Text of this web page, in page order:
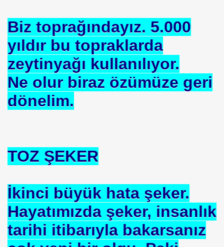
Biz toprağındayız. 5.000
yıldır bu topraklarda
zeytinyağı kullanılıyor.
Ne olur biraz özümüze geri
dönelim.
TOZ ŞEKER
İkinci büyük hata şeker.
Hayatımızda şeker, insanlık
tarihi itibarıyla bakarsanız
BŞK. ENERJİ VERİMLİLİĞİ DER. BŞK
Cezalandırılan Bürokrat
Eyüp Ensari ERGİN-Mehmet Kamil BERSE.
Varmı?-WARREN BUFFET.